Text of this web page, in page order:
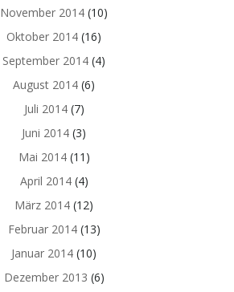
November 2014 (10)
Oktober 2014 (16)
September 2014 (4)
August 2014 (6)
Juli 2014(7)
Juni 2014 (3)
Mai 2014(11)
April 2014(4)
März 2014 (12)
Februar 2014(13)
Januar 2014 (10)
Dezember 2013 (6)